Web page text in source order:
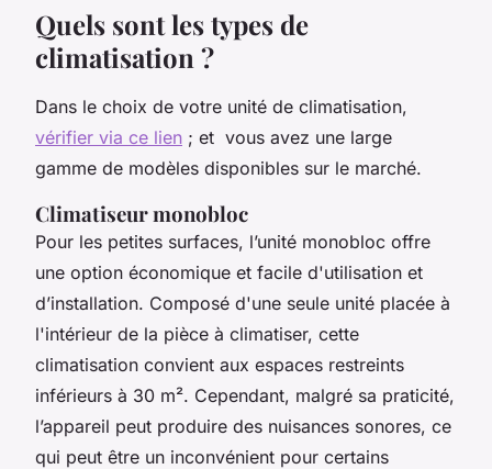
Quels sont les types de
climatisation ?
Dans le choix de votre unité de climatisation,
vérifier via ce lien ; et vous avez une large
gamme de modèles disponibles sur le marché.
Climatiseur monobloc
Pour les petites surfaces, l’unité monobloc offre
une option économique et facile d'utilisation et
d’installation. Composé d'une seule unité placée à
l'intérieur de la pièce à climatiser, cette
climatisation convient aux espaces restreints
inférieurs à 30 m². Cependant, malgré sa praticité,
l’appareil peut produire des nuisances sonores, ce
qui peut être un inconvénient pour certains